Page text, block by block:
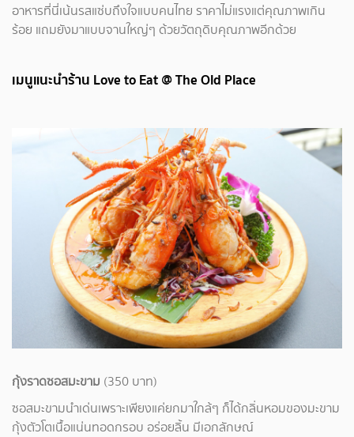
อาหารที่นี่เน้นรสแซ่บถึงใจแบบคนไทย ราคาไม่แรงแต่คุณภาพเกิน
ร้อย แถมยังมาแบบจานใหญ่ๆ ด้วยวัตถุดิบคุณภาพอีกด้วย
เมนูแนะนำร้าน Love to Eat @ The Old Place
กุ้งราดซอสมะขาม (350 บาท)
ซอสมะขามนำเด่นเพราะเพียงแค่ยกมาใกล้ๆ ก็ได้กลิ่นหอมของมะขาม
กุ้งตัวโตเนื้อแน่นทอดกรอบ อร่อยลิ้น มีเอกลักษณ์